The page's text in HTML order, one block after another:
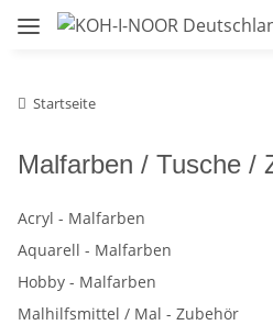
Startseite
Malfarben / Tusche /
Acryl - Malfarben
Aquarell - Malfarben
Hobby - Malfarben
Malhilfsmittel / Mal - Zubehör